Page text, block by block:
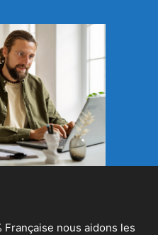
Française nous aidons les